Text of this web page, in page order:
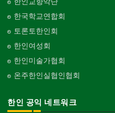
한국학교연합회
토론토한인회
한인여성회
한인미술가협회
온주한인실협인협회
한인 공익 네트워크